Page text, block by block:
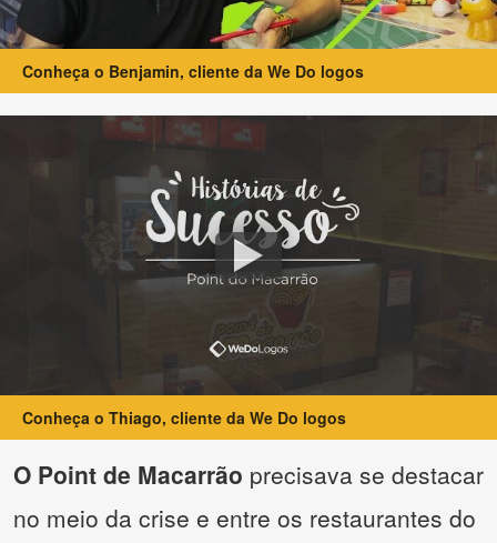
Conheça o Benjamin, cliente da We Do logos
Conheça o Thiago, cliente da We Do logos
O Point de Macarrão precisava se destacar
no meio da crise e entre os restaurantes do